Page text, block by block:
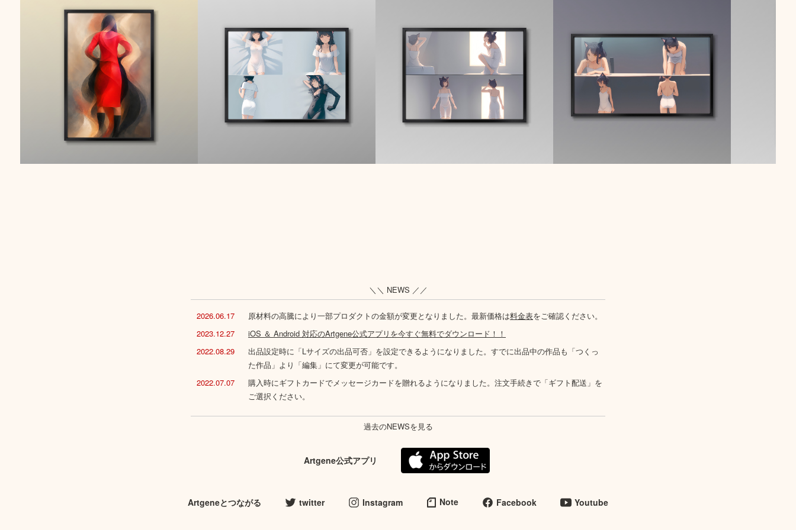
＼＼ NEWS ／／
2026.06.17 原材料の高騰により一部プロダクトの金額が変更となりました。最新価格は料金表をご確認ください。
2023.12.27
iOS ＆ Android 対応のArtgene公式アプリを今すぐ無料でダウンロード！！
2022.08.29
出品設定時に「Lサイズの出品可否」を設定できるようになりました。すでに出品中の作品も「つくっ
た作品」より「編集」にて変更が可能です。
2022.07.07
購入時にギフトカードでメッセージカードを贈れるようになりました。注文手続きで「ギフト配送」を
ご選択ください。
過去のNEWSを見る
Artgene公式アプリ
Artgeneとつながる twitter Instagram Note Facebook Youtube